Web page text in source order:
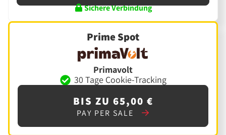
Sichere Verbindung
Prime Spot
Primavolt
30 Tage Cookie-Tracking
BIS ZU 65,00 €
PAY PER SALE